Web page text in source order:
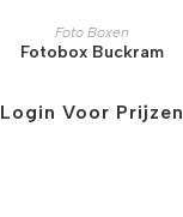
Foto Boxen
Fotobox Buckram
Login Voor Prijzen